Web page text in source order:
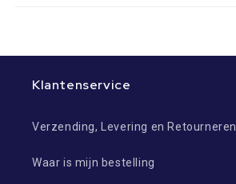
Klantenservice
Verzending, Levering en Retourneren
Waar is mijn bestelling